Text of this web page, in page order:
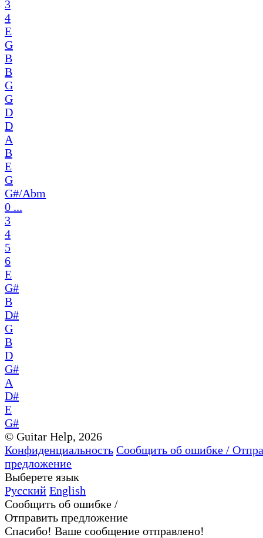
3
4
E
G
B
B
G
G
D
D
A
B
E
G
G#/Abm
0 ...
3
4
5
6
E
G#
B
D#
G
B
D
G#
A
D#
E
G#
© Guitar Help, 2026
Конфиденциальность Сообщить об ошибке /
предложение
Выберете язык
Русский English
Сообщить об ошибке /
Отправить предложение
Спасибо! Ваше сообщение отправлено!